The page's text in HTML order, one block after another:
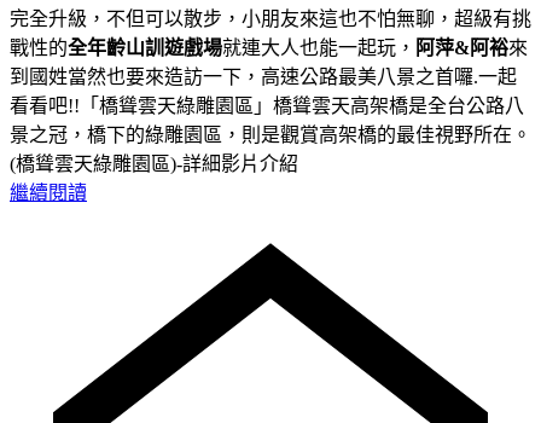
完全升級，不但可以散步，小朋友來這也不怕無聊，超級有挑
戰性的全年齡山訓遊戲場就連大人也能一起玩， 阿萍&阿裕來
到國姓當然也要來造訪一下，高速公路最美八景之首囉.一起
看看吧!!「橋聳雲天綠雕園區」橋聳雲天高架橋是全台公路八
景之冠，橋下的綠雕園區，則是觀賞高架橋的最佳視野所在。
(橋聳雲天綠雕園區)-詳細影片介紹
繼續閱讀